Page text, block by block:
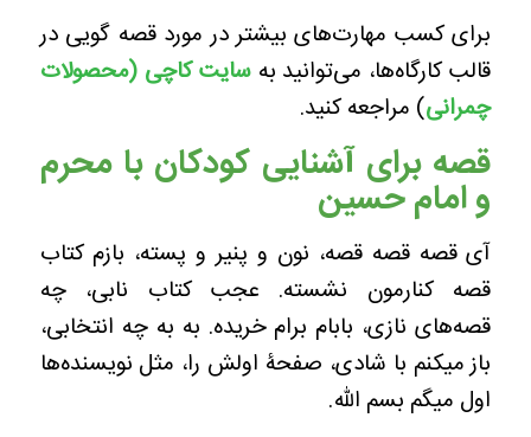
برای کسب مهارت‌های بیشتر در مورد قصه گویی در
قالب کارگاه‌ها، می‌توانید بهسایت کاچی (محصولات
چمرانی) مراجعه کنید.
قصه برای آشنایی کودکان با محرم
و امام حسین
آی قصه قصه قصه، نون و پنیر و پسته، بازم کتاب
قصه کنارمون نشسته. عجب کتاب نابی، چه
قصه‌های نازی، بابام برام خریده. به به چه انتخابی،
باز میکنم با شادی، صفحۀ اولش را، مثل نویسنده‌ها
اول میگم بسم الله.